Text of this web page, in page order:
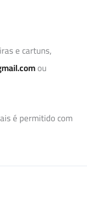
e cartuns,
ou
é permitido com